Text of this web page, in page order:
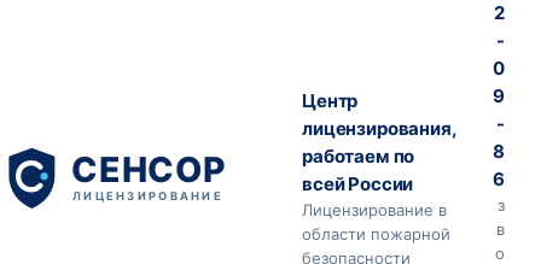
Центр
лицензирования,
работаем по
всей России
Лицензирование в
области пожарной
безопасности
2
-
0
9
-
8
6
з
в
о